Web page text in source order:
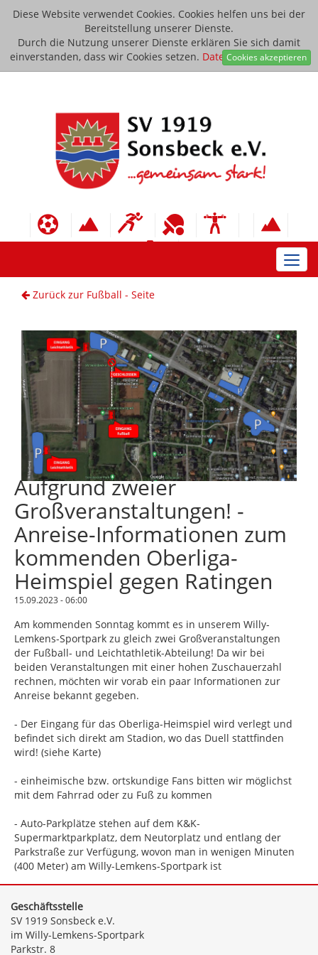
Diese Website verwendet Cookies. Cookies helfen uns bei der
Bereitstellung unserer Dienste.
Durch die Nutzung unserer Dienste erklären Sie sich damit
einverstanden, dass wir Cookies setzen. Datenschutzerklärung
Cookies akzeptieren
Zurück zur Fußball - Seite
Aufgrund zweier
Großveranstaltungen! -
Anreise-Informationen zum
kommenden Oberliga-
Heimspiel gegen Ratingen
15.09.2023 - 06:00
Am kommenden Sonntag kommt es in unserem Willy-
Lemkens-Sportpark zu gleich zwei Großveranstaltungen
der Fußball- und Leichtathletik-Abteilung! Da wir bei
beiden Veranstaltungen mit einer hohen Zuschauerzahl
rechnen, möchten wir vorab ein paar Informationen zur
Anreise bekannt gegeben.
- Der Eingang für das Oberliga-Heimspiel wird verlegt und
befindet sich direkt am Stadion, wo das Duell stattfinden
wird! (siehe Karte)
- einheimische bzw. ortskundige Fans bitten wir möglichst
mit dem Fahrrad oder zu Fuß zu kommen
- Auto-Parkplätze stehen auf dem K&K-
Supermarktparkplatz, dem Neutorplatz und entlang der
Parkstraße zur Verfügung, wovon man in wenigen Minuten
(400 Meter) am Willy-Lemkens-Sportpark ist
Geschäftsstelle
SV 1919 Sonsbeck e.V.
im Willy-Lemkens-Sportpark
Parkstr. 8